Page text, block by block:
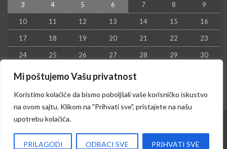
Mi poštujemo Vašu privatnost
Koristimo kolačiće da bismo poboljšali vaše korisničko iskustvo
na ovom sajtu. Klikom na "Prihvati sve", pristajete na našu
upotrebu kolačića.
PRILAGODI ODBACI SVE PRIHVATI SVE
3 4 5 6 7 8 9
10 11 12 13 14 15 16
17 18 19 20 21 22 23
24 25 26 27 28 29 30
31
Izrada sajta i hosting:Hosting-Srbija